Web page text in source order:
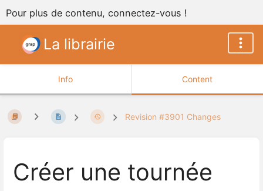
Pour plus de contenu, connectez-vous !
La librairie
Info Content
Revision #3901 Changes
Créer une tournée